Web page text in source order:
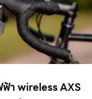
า wireless AXS